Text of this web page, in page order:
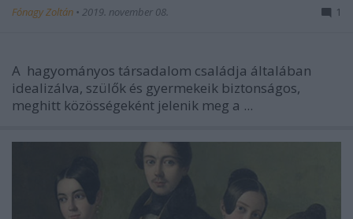
Fónagy Zoltán • 2019. november 08. 1
A hagyományos társadalom családja általában
idealizálva, szülők és gyermekeik biztonságos,
meghitt közösségeként jelenik meg a ...